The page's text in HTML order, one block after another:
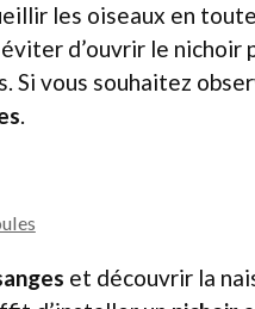
les oiseaux en toute
d’ouvrir le nichoir
Si vous souhaitez
.
et découvrir la